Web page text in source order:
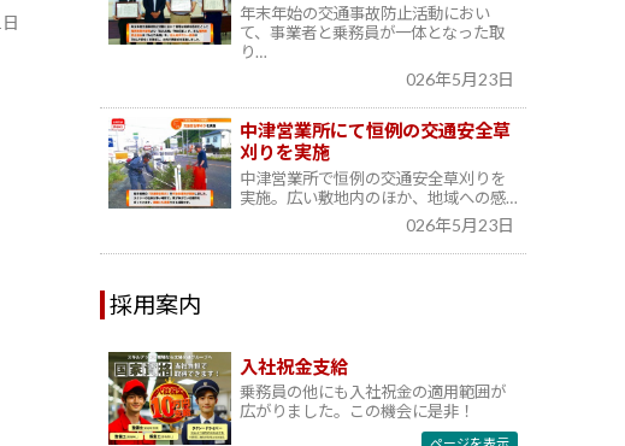
年末年始の交通事故防止活動におい
て、事業者と乗務員が一体となった取
り…
026年5月23日
中津営業所にて恒例の交通安全草
刈りを実施
中津営業所で恒例の交通安全草刈りを
実施。広い敷地内のほか、地域への感…
026年5月23日
採用案内
入社祝金支給
乗務員の他にも入社祝金の適用範囲が
広がりました。この機会に是非！